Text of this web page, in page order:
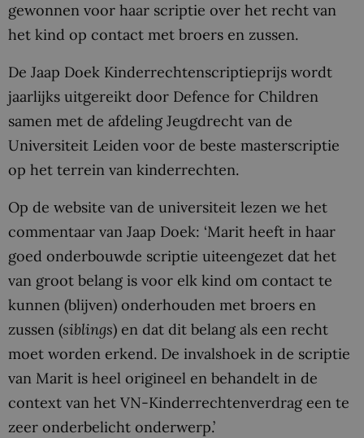
gewonnen voor haar scriptie over het recht van
het kind op contact met broers en zussen.
De Jaap Doek Kinderrechtenscriptieprijs wordt
jaarlijks uitgereikt door Defence for Children
samen met de afdeling Jeugdrecht van de
Universiteit Leiden voor de beste masterscriptie
op het terrein van kinderrechten.
Op de website van de universiteit lezen we het
commentaar van Jaap Doek: ‘Marit heeft in haar
goed onderbouwde scriptie uiteengezet dat het
van groot belang is voor elk kind om contact te
kunnen (blijven) onderhouden met broers en
zussen (siblings) en dat dit belang als een recht
moet worden erkend. De invalshoek in de scriptie
van Marit is heel origineel en behandelt in de
context van het VN-Kinderrechtenverdrag een te
zeer onderbelicht onderwerp.’